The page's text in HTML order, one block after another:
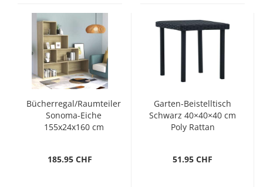
Bücherregal/Raumteiler
Sonoma-Eiche
155x24x160 cm
185.95 CHF
Garten-Beistelltisch
Schwarz 40×40×40 cm
Poly Rattan
51.95 CHF